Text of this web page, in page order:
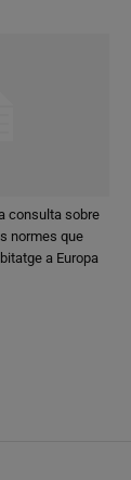
consulta sobre
normes que
a Europa